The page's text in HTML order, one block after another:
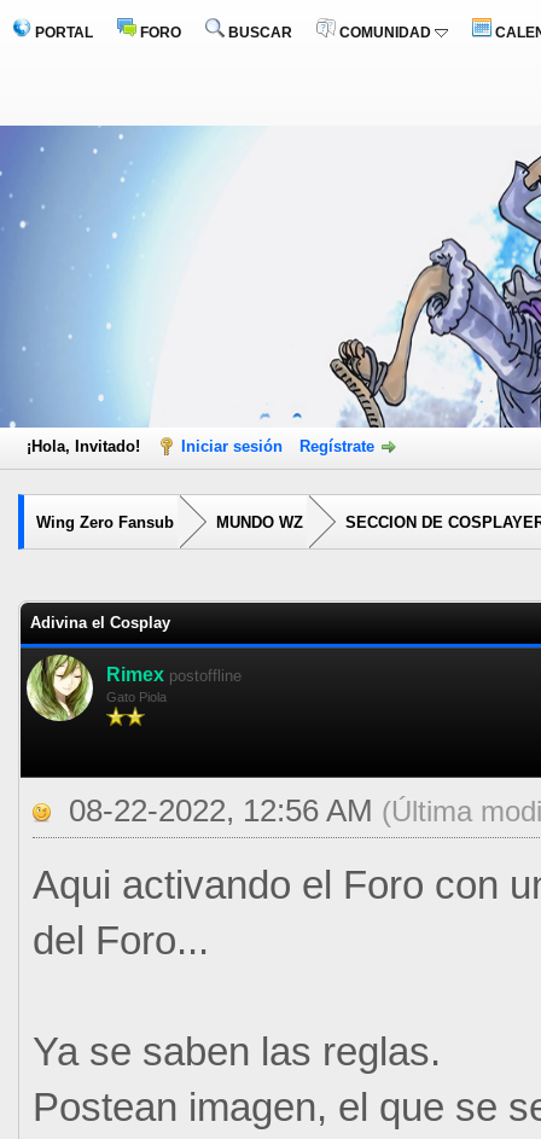
PORTAL FORO BUSCAR COMUNIDAD
¡Hola, Invitado! Iniciar sesión Regístrate
Wing Zero Fansub MUNDO WZ SECCION DE
Adivina el Cosplay
Rimex postoffline
Gato Piola
08-22-2022, 12:56 AM (Última
Aqui activando el Foro con
del Foro...
Ya se saben las reglas.
Postean imagen, el que se